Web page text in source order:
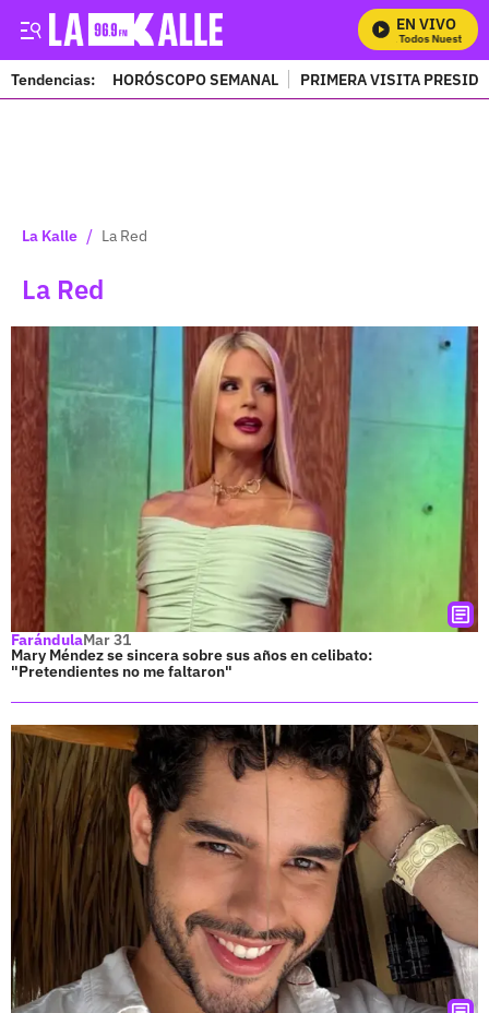
EN VIVO
Mira Todos Nuestros
Tendencias: HORÓSCOPO SEMANAL PRIMERA VISITA
La Kalle / La Red
La Red
FarándulaMar 31
Mary Méndez se sincera sobre sus años en celibato:
"Pretendientes no me faltaron"